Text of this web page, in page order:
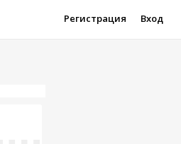
Регистрация Вход